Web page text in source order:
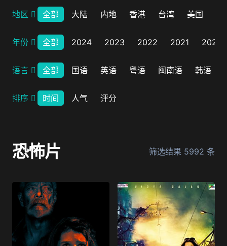
地区 全部 大陆 内地 香港 台湾 美国
年份 全部 2024 2023 2022 2021 2020
语言 全部 国语 英语 粤语 闽南语 韩语
排序 时间 人气 评分
恐怖片 筛选结果 5992 条